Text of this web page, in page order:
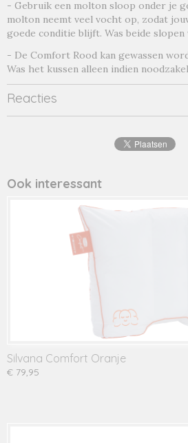
- Gebruik een molton sloop onder je
molton neemt veel vocht op, zodat
goede conditie blijft. Was beide slopen
- De Comfort Rood kan gewassen
Was het kussen alleen indien
Reacties
Ook interessant
Silvana Comfort Oranje
€ 79,95